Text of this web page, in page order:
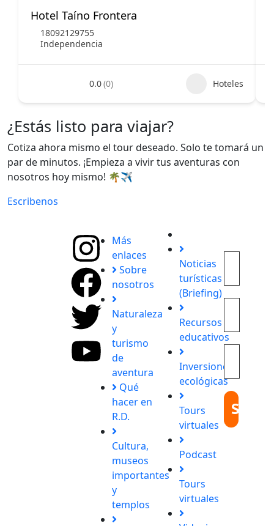
Hotel Taíno Frontera
18092129755
Independencia
0.0(0) Hoteles
¿Estás listo para viajar?
Cotiza ahora mismo el tour deseado. Solo te tomará un
par de minutos. ¡Empieza a vivir tus aventuras con
nosotros hoy mismo! 🌴✈️
Escribenos
experiencias
inolvidables.
Más
enlaces
Sobre
nosotros
Naturaleza
y
turismo
de
aventura
Qué
hacer en
R.D.
Cultura,
museos
importantes
y
templos
Noticias
turísticas
(Briefing)
Recursos
educativos
Inversiones
ecológicas
Tours
virtuales
Podcast
Tours
virtuales